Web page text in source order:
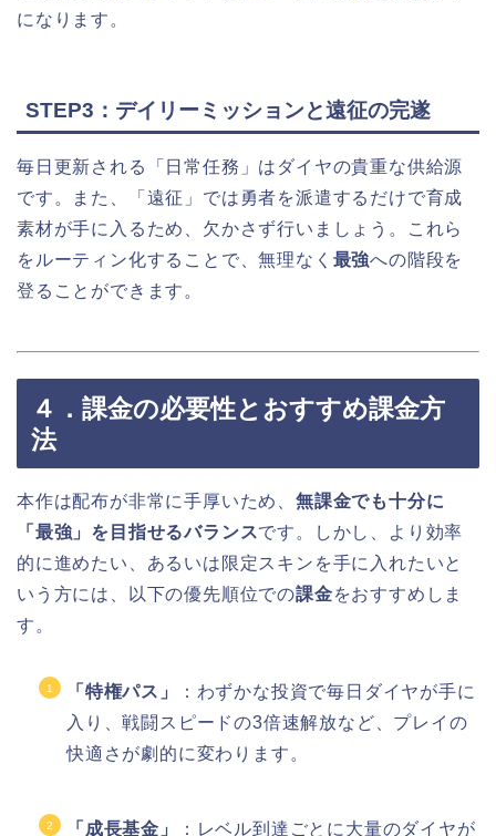
になります。
STEP3：デイリーミッションと遠征の完遂
毎日更新される「日常任務」はダイヤの貴重な供給源
です。また、「遠征」では勇者を派遣するだけで育成
素材が手に入るため、欠かさず行いましょう。これら
をルーティン化することで、無理なく 最強への階段を
登ることができます。
４．課金の必要性とおすすめ課金方
法
本作は配布が非常に手厚いため、 無課金でも十分に
「最強」を目指せるバランスです。しかし、より効率
的に進めたい、あるいは限定スキンを手に入れたいと
いう方には、以下の優先順位での課金をおすすめしま
す。
「特権パス」
：わずかな投資で毎日ダイヤが手に
入り、戦闘スピードの3倍速解放など、プレイの
快適さが劇的に変わります。
「成長基金」 ：レベル到達ごとに大量のダイヤが